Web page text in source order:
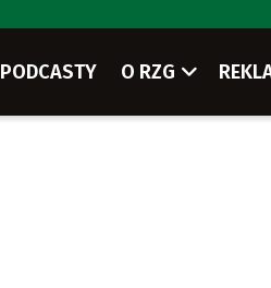
PODCASTY O RZG